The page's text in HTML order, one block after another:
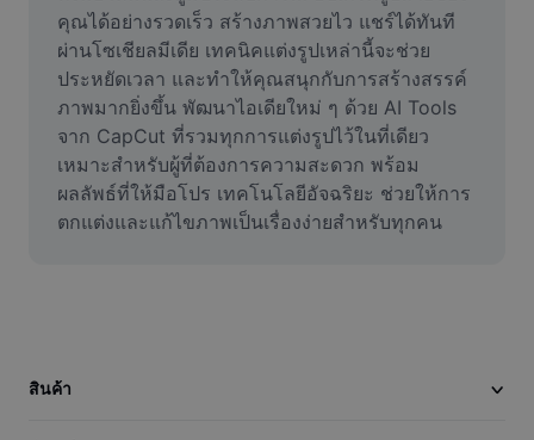
AI Inpainting
Face Cutout
วิดีโอ
ลบพื้นหลังวิดีโอ
คุณได้อย่างรวดเร็ว สร้างภาพสวยไว แชร์ได้ทันที
ผ่านโซเชียลมีเดีย เทคนิคแต่งรูปเหล่านี้จะช่วย
ประหยัดเวลา และทำให้คุณสนุกกับการสร้างสรรค์
ภาพมากยิ่งขึ้น พัฒนาไอเดียใหม่ ๆ ด้วย AI Tools
จาก CapCut ที่รวมทุกการแต่งรูปไว้ในที่เดียว
เหมาะสำหรับผู้ที่ต้องการความสะดวก พร้อม
ผลลัพธ์ที่ให้มือโปร เทคโนโลยีอัจฉริยะ ช่วยให้การ
ตกแต่งและแก้ไขภาพเป็นเรื่องง่ายสำหรับทุกคน
สินค้า